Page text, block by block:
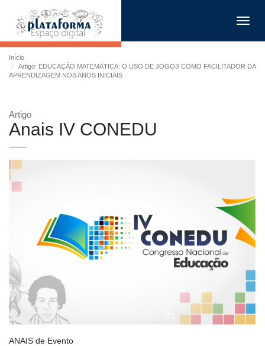
Início
Artigo: EDUCAÇÃO MATEMÁTICA: O USO DE JOGOS COMO FACILITADOR DA
APRENDIZAGEM NOS ANOS INICIAIS
Artigo
Anais IV CONEDU
ANAIS de Evento